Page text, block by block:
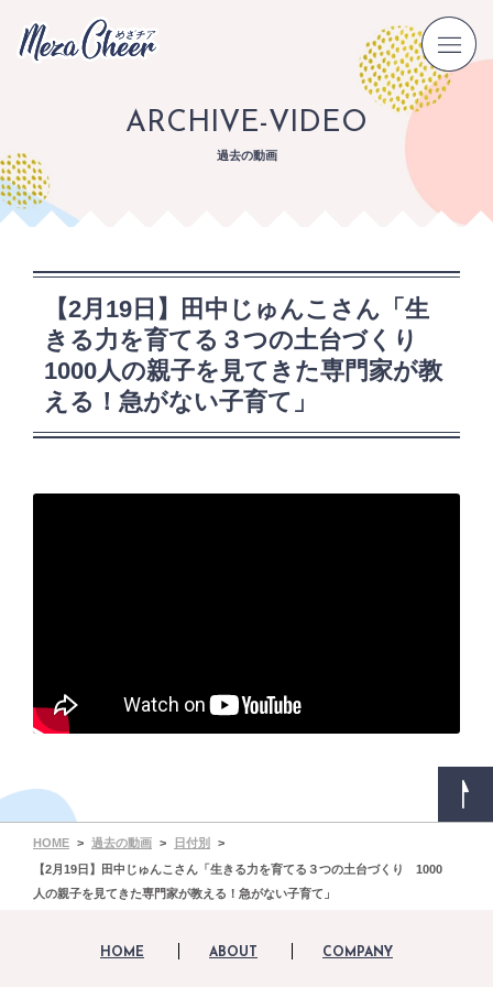
ARCHIVE-VIDEO
過去の動画
【2月19日】田中じゅんこさん「生
きる力を育てる３つの土台づくり
1000人の親子を見てきた専門家が教
える！急がない子育て」
HOME 過去の動画
日付別
【2月19日】田中じゅんこさん「生きる力を育てる３つの土台づくり 1000
人の親子を見てきた専門家が教える！急がない子育て」
HOME ABOUT COMPANY